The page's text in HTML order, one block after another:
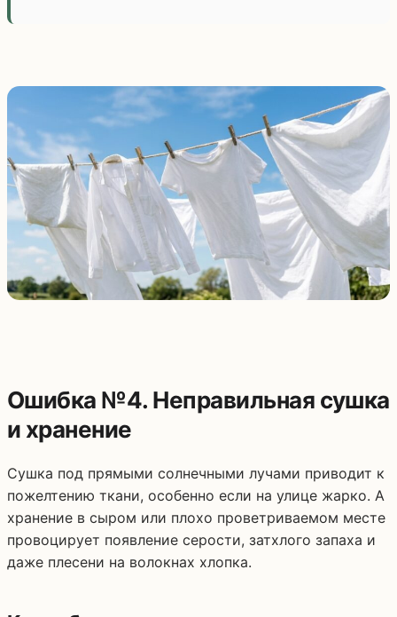
Ошибка №4. Неправильная сушка
и хранение
Сушка под прямыми солнечными лучами приводит к
пожелтению ткани, особенно если на улице жарко. А
хранение в сыром или плохо проветриваемом месте
провоцирует появление серости, затхлого запаха и
даже плесени на волокнах хлопка.